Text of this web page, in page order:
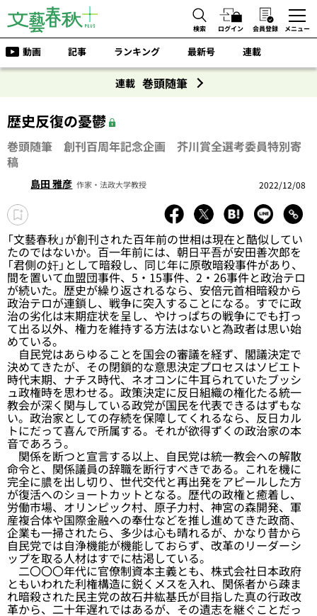
検索 ログイン 会員登録 メニュー
動画 記事 ランキング 最新号 連載
連載 巻頭随筆
歴史反復の憂鬱
巻頭随筆 創刊百周年記念企画 芥川賞全選考委員特別寄
稿
島田 雅彦 作家・法政大学教授 2022/12/08
「文藝春秋」が創刊された百年前の世相は現在と酷似してい
たのではないか。百一年前には、朝日平吾が安田善次郎を
「君側の奸」として暗殺し、同じ年に原敬暗殺事件があり、
間を置いて血盟団事件、5・15事件、2・26事件と政治テロ
が続いた。歴史が繰り返されるなら、安倍元首相暗殺から
政治テロが連鎖し、戦争に突入することになる。すでに政
治の劣化は末期症状を呈し、やけっぱちの戦争にでも打っ
て出る以外、権力を維持する方法はないと為政者は思い始
めている。
自民党はあらゆることを国会の審議を経ず、閣議決定で
決めてきたが、その閉鎖的な意思決定プロセスはソビエト
時代末期、ナチス時代、ネオコンに牛耳られていたブッシ
ュ政権時を思わせる。政策決定に反日組織の権化たる統一
教会が深く関与している政党が国民を代表できるはずもな
い。政治家としての存続を保障してくれるなら、反日カル
トにだって喜んで所属する。それが欲得ずくの政治家の本
音であろう。
関係を断つと宣言する以上、自民党は統一教会への解散
命令と、関係議員の辞職を断行すべきである。これを機に
完全に膿を出し切り、世代交代と再出発をアピールした方
が復活へのショートカットとなる。歴代の政権と癒着し、
労働市場、オリンピック村、原子力村、神宮の森開発、軍
産複合体や国際金融への奉仕などを推し進めてきた政商、
企業も一掃されたら、多少は心も晴れるが、かなり昔から
自民党では自浄機能が機能しておらず、改革のリーダーシ
ップを取る人材はすでに枯渇している。
二〇〇〇年代に官僚制資本主義とも、株式会社日本政府
ともいわれた利権構造に鋭くメスを入れ、関係者から疎ま
れ暗殺された民主党の故石井紘基氏が目指した真の行政改
革から、二十年遅れではあるが、その遺志を継ぐことだっ